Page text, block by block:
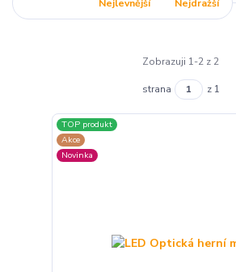
Nejlevnější Nejdražší
Zobrazuji 1-2 z 2
strana z 1
TOP produkt
Akce
Novinka